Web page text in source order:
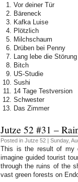
Vor deiner Tür
Bäreneck
Kafka Luise
Plötzlich
Milchschaum
Drüben bei Penny
Lang lebe die
Bitch
US-Studie
Sushi
14 Tage Testversion
Schwester
Das Zimmer
Jutze 52 #31 –
Posted in Jutze 52 | Sunday,
This is the result of my
imagine guided tourist
through the ruins of the
vast green forests on